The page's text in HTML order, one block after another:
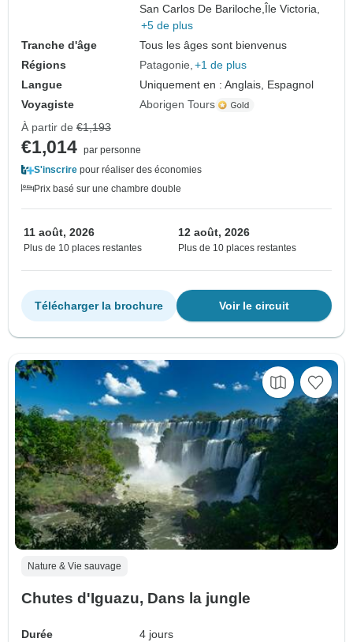
San Carlos De Bariloche,Île Victoria,
+5 de plus
Tranche d'âge
Tous les âges sont bienvenus
Régions
Patagonie +1 de plus
Langue
Uniquement en : Anglais, Espagnol
Voyagiste
Aborigen Tours
À partir de €1,193
€1,014 par personne
S'inscrire pour réaliser des économies
Prix basé sur une chambre double
11 août, 2026
Plus de 10 places restantes
12 août, 2026
Plus de 10 places restantes
Voir le circuit
Télécharger la brochure
Nature & Vie sauvage
Chutes d'Iguazu, Dans la jungle
Durée
4 jours